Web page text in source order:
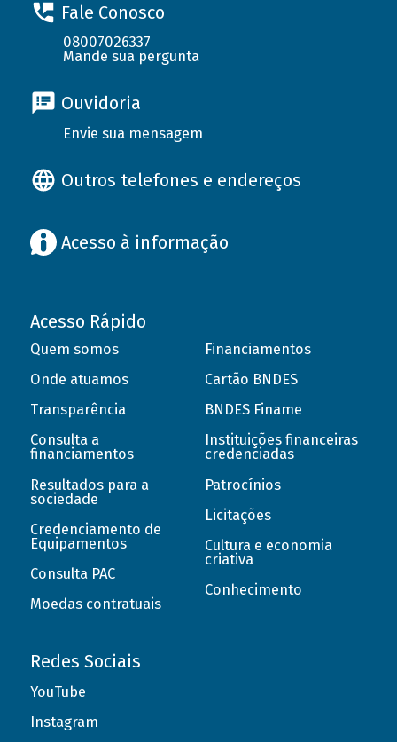
Fale Conosco
08007026337
Mande sua pergunta
Ouvidoria
Envie sua mensagem
Outros telefones e endereços
Acesso à informação
Acesso Rápido
Quem somos
Onde atuamos
Transparência
Consulta a
financiamentos
Resultados para a
sociedade
Credenciamento de
Equipamentos
Consulta PAC
Moedas contratuais
Financiamentos
Cartão BNDES
BNDES Finame
Instituições financeiras
credenciadas
Patrocínios
Licitações
Cultura e economia
criativa
Conhecimento
Redes Sociais
YouTube
Instagram